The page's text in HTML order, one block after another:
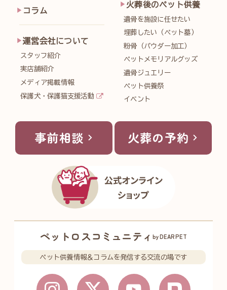
コラム
運営会社について
スタッフ紹介
実店舗紹介
メディア掲載情報
保護犬・保護猫支援活動
火葬後のペット供養
遺骨を施設に任せたい
埋葬したい（ペット墓）
粉骨（パウダー加工）
ペットメモリアルグッズ
遺骨ジュエリー
ペット供養祭
イベント
事前相談 火葬の予約
ペットロスコミュニティbyDEARPET
ペット供養情報＆コラムを発信する交流の場です